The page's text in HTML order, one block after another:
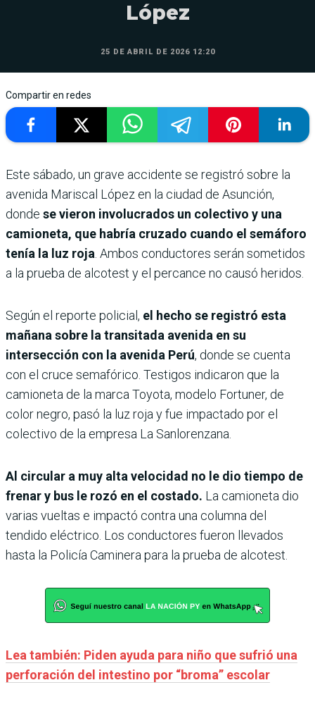
López
25 DE ABRIL DE 2026 12:20
Compartir en redes
Este sábado, un grave accidente se registró sobre la
avenida Mariscal López en la ciudad de Asunción,
donde se vieron involucrados un colectivo y una
camioneta, que habría cruzado cuando el semáforo
tenía la luz roja . Ambos conductores serán sometidos
a la prueba de alcotest y el percance no causó heridos.
Según el reporte policial, el hecho se registró esta
mañana sobre la transitada avenida en su
intersección con la avenida Perú, donde se cuenta
con el cruce semafórico. Testigos indicaron que la
camioneta de la marca Toyota, modelo Fortuner, de
color negro, pasó la luz roja y fue impactado por el
colectivo de la empresa La Sanlorenzana.
Al circular a muy alta velocidad no le dio tiempo de
frenar y bus le rozó en el costado. La camioneta dio
varias vueltas e impactó contra una columna del
tendido eléctrico. Los conductores fueron llevados
hasta la Policía Caminera para la prueba de alcotest.
Lea también: Piden ayuda para niño que sufrió una
perforación del intestino por “broma” escolar